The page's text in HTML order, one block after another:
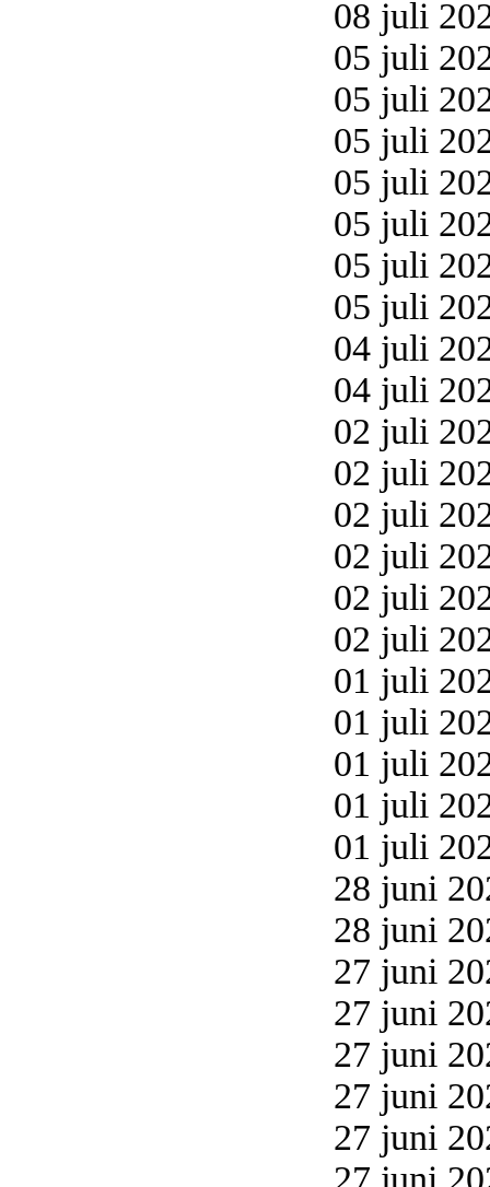
08 juli
05 juli
05 juli
05 juli
05 juli
05 juli
05 juli
05 juli
04 juli
04 juli
02 juli
02 juli
02 juli
02 juli
02 juli
02 juli
01 juli
01 juli
01 juli
01 juli
01 juli
28 juni
28 juni
27 juni
27 juni
27 juni
27 juni
27 juni
27 juni